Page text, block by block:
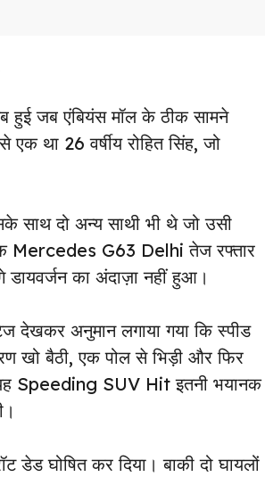
जब एंबियंस मॉल के ठीक सामने
था 26 वर्षीय रोहित सिंह, जो
साथ दो अन्य साथी भी थे जो उसी
Mercedes G63 Delhi तेज रफ्तार
का अंदाज़ा नहीं हुआ।
अनुमान लगाया गया कि स्पीड
खो बैठी, एक पोल से भिड़ी और फिर
Speeding SUV Hit इतनी भयानक
डेड घोषित कर दिया। बाकी दो घायलों